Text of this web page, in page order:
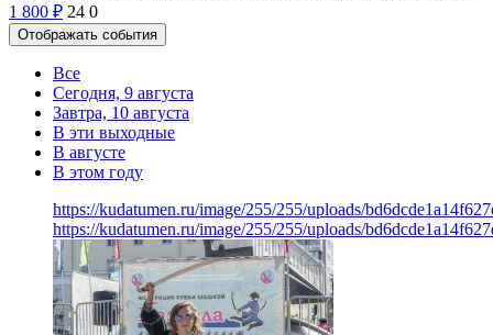
1 800 ₽ 24 0
Отображать события
Все
Сегодня, 9 августа
Завтра, 10 августа
В эти выходные
В августе
В этом году
https://kudatumen.ru/image/255/255/uploads/
https://kudatumen.ru/image/255/255/uploads/